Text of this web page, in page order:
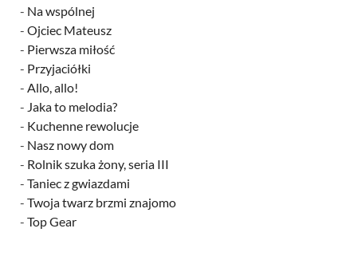
- Na wspólnej
- Ojciec Mateusz
- Pierwsza miłość
- Przyjaciółki
- Allo, allo!
- Jaka to melodia?
- Kuchenne rewolucje
- Nasz nowy dom
- Rolnik szuka żony, seria III
- Taniec z gwiazdami
- Twoja twarz brzmi znajomo
- Top Gear